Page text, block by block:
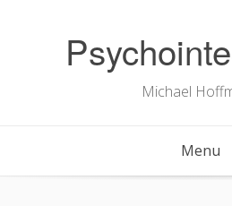
Michael
Menu